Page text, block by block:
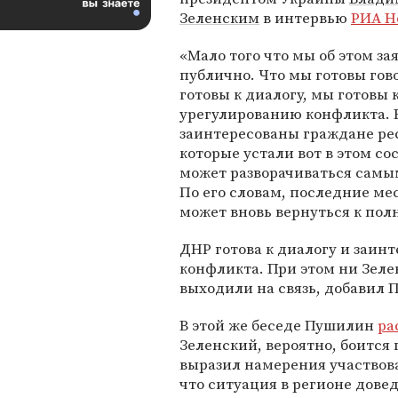
Зеленскимв интервью РИА
«Мало того что мы об этом
публично. Что мы готовы
готовы к диалогу, мы готовы
урегулированию конфликта.
заинтересованы граждане
которые устали вот в этом
может разворачиваться
По его словам, последние
может вновь вернуться к
ДНР готова к диалогу и
конфликта. При этом ни
выходили на связь, добавил
В этой же беседе Пушилин
Зеленский, вероятно,
выразил намерения
что ситуация в регионе